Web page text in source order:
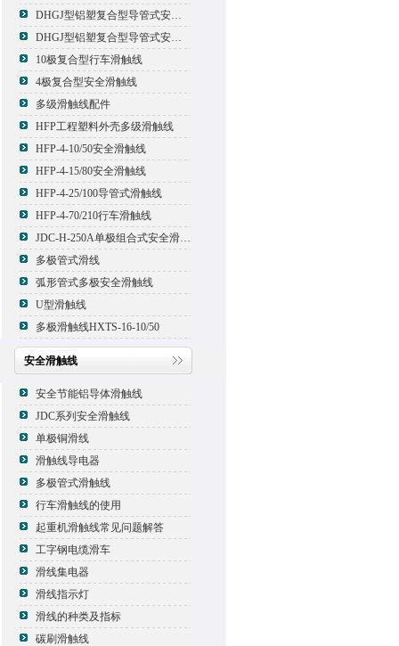
DHGJ型铝塑复合型导管式安全滑触线
DHGJ型铝塑复合型导管式安全滑触线
10极复合型行车滑触线
4极复合型安全滑触线
多级滑触线配件
HFP工程塑料外壳多级滑触线
HFP-4-10/50安全滑触线
HFP-4-15/80安全滑触线
HFP-4-25/100导管式滑触线
HFP-4-70/210行车滑触线
JDC-H-250A单极组合式安全滑触线
多极管式滑线
弧形管式多极安全滑触线
U型滑触线
多极滑触线HXTS-16-10/50
安全滑触线
安全节能铝导体滑触线
JDC系列安全滑触线
单极铜滑线
滑触线导电器
多极管式滑触线
行车滑触线的使用
起重机滑触线常见问题解答
工字钢电缆滑车
滑线集电器
滑线指示灯
滑线的种类及指标
碳刷滑触线